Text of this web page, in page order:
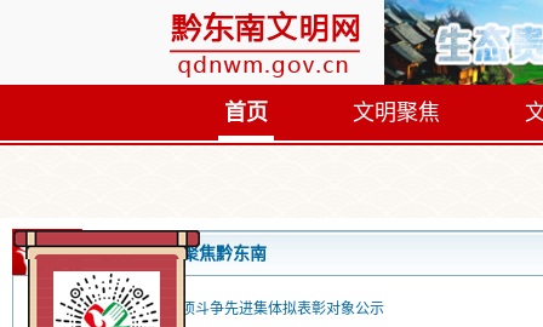
首页 文明聚焦
首页 聚焦黔东南
黔东南州扫黑除恶专项斗争先进集体拟表彰对象公示